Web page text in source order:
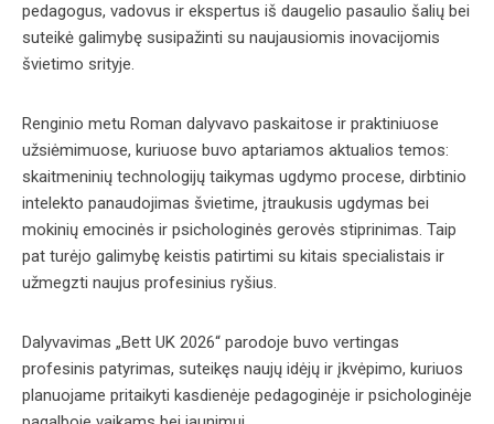
pedagogus, vadovus ir ekspertus iš daugelio pasaulio šalių bei
suteikė galimybę susipažinti su naujausiomis inovacijomis
švietimo srityje.
Renginio metu Roman dalyvavo paskaitose ir praktiniuose
užsiėmimuose, kuriuose buvo aptariamos aktualios temos:
skaitmeninių technologijų taikymas ugdymo procese, dirbtinio
intelekto panaudojimas švietime, įtraukusis ugdymas bei
mokinių emocinės ir psichologinės gerovės stiprinimas. Taip
pat turėjo galimybę keistis patirtimi su kitais specialistais ir
užmegzti naujus profesinius ryšius.
Dalyvavimas „Bett UK 2026“ parodoje buvo vertingas
profesinis patyrimas, suteikęs naujų idėjų ir įkvėpimo, kuriuos
planuojame pritaikyti kasdienėje pedagoginėje ir psichologinėje